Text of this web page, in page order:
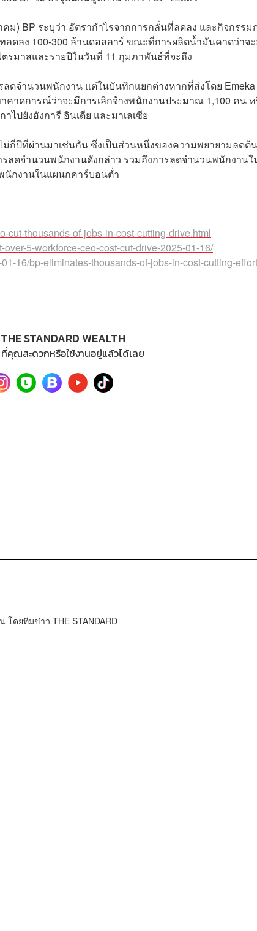
ม) BP ระบุว่า อัตรากำไรจากการกลั่นที่ลดลง และกิจกรรม
ลดลง 100-300 ล้านดอลลาร์ ขณะที่การผลิตน้ำมันคาดว่าจ
รมาสและรายปีในวันที่ 11 กุมภาพันธ์ที่จะถึง
ลดจำนวนพนักงาน แต่ในบันทึกแยกต่างหากที่ส่งโดย Emeka
คาดการณ์ว่าจะมีการเลิกจ้างพนักงานประมาณ 1,100 คน
ปยังฮังการี อินเดีย และมาเลเซีย
กี่ปีที่ผ่านมาเช่นกัน ซึ่งเป็นส่วนหนึ่งของความพยายามลดต้
รลดจำนวนพนักงานดังกล่าว รวมถึงการลดจำนวนพนักงานใ
นักงานในแผนกคาร์บอนต่ำ
cut-thousands-of-jobs-in-cost-cutting-drive.html
5-workforce-ceo-cost-cut-drive-2025-01-16/
16/bp-eliminates-thousands-of-jobs-in-cost-cutting-
STANDARD WEALTH
คุณสะดวกหรือใช้งานอยู่แล้วได้เลย
โดยทีมข่าว THE STANDARD